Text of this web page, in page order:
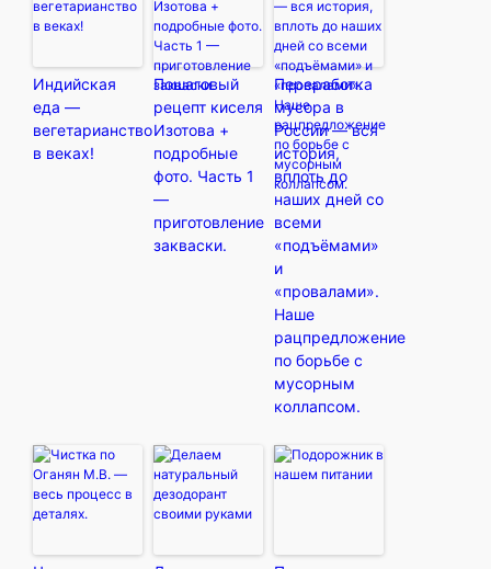
Индийская
еда —
вегетарианство
в веках!
Пошаговый
рецепт киселя
Изотова +
подробные
фото. Часть 1
—
приготовление
закваски.
Переработка
мусора в
России — вся
история,
вплоть до
наших дней со
всеми
«подъёмами»
и
«провалами».
Наше
рацпредложение
по борьбе с
мусорным
коллапсом.